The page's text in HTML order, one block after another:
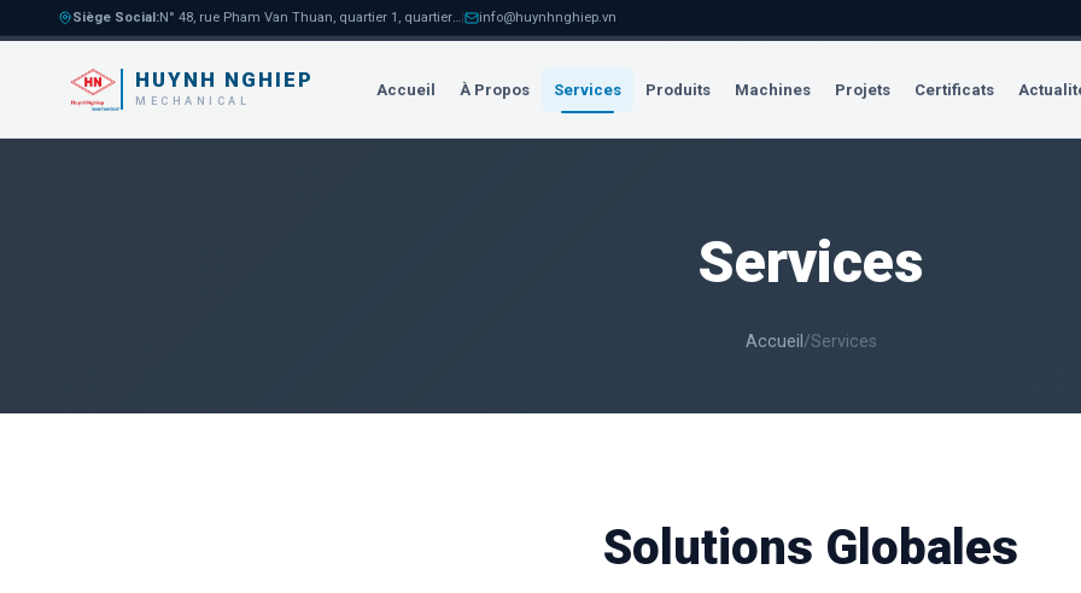
Siège Social: N° 48, rue Pham Van Thuan, quartier 1, quartier Tam Hoa, ville de Bien Hoa| info@huynhnghiep.vn
HUYNH NGHIEP
MECHANICAL
Accueil À Propos Services Produits Machines Projets Certificats
Services
Accueil /Services
Solutions Globales